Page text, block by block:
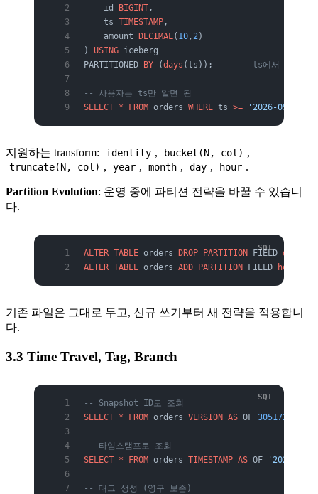
    id
BIGINT,
    ts
TIMESTAMP,
    amount
DECIMAL( 10, 2)
) USING iceberg
PARTITIONED
BY (days (ts)); -- ts에서 일자를
-- 사용자는 ts만 알면 됨
SELECT * FROM orders WHERE ts >= '2026-05-23'
지원하는 transform: identity , bucket(N, col) ,
truncate(N, col) , year , month , day , hour .
Partition Evolution: 운영 중에 파티션 전략을 바꿀 수 있습니
다.
ALTER TABLE orders DROP PARTITION FIELD days
ALTER TABLE orders ADD PARTITION FIELD hours
기존 파일은 그대로 두고, 신규 쓰기부터 새 전략을 적용합니
다.
3.3 Time Travel, Tag, Branch
-- Snapshot ID로 조회
SELECT * FROM orders VERSION AS OF
-- 타임스탬프로 조회
SELECT * FROM orders TIMESTAMP AS OF '2026-05-
-- 태그 생성 (영구 보존)